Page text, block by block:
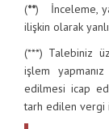
(**) İnceleme,
ilişkin olarak
(***) Talebiniz
işlem
edilmesi icap
tarh edilen vergi